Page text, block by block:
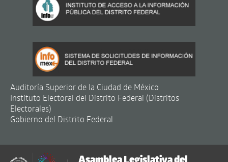
Auditoría Superior de la Ciudad de México
Instituto Electoral del Distrito Federal (Distritos
Electorales)
Gobierno del Distrito Federal